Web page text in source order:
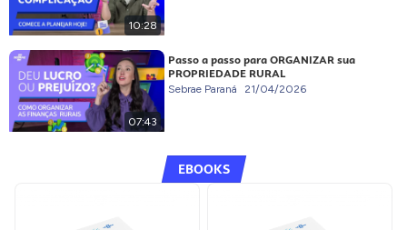
10:28
07:43
Passo a passo para ORGANIZAR sua
PROPRIEDADE RURAL
Sebrae Paraná 21/04/2026
EBOOKS